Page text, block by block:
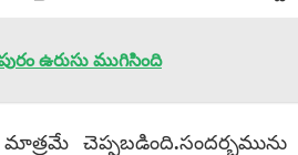
ఉరుసు ముగిసింది
చెప్పబడింది.సందర్భమును